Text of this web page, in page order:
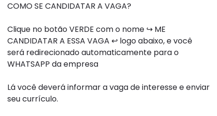
COMO SE CANDIDATAR A VAGA?
Clique no botão VERDE com o nome ↪ ME
CANDIDATAR A ESSA VAGA ↩ logo abaixo, e você
será redirecionado automaticamente para o
WHATSAPP da empresa
Lá você deverá informar a vaga de interesse e enviar
seu currículo.